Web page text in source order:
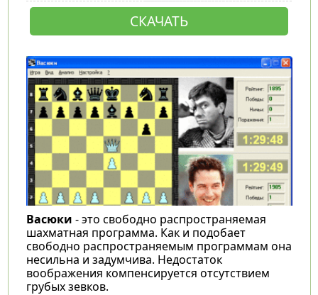
СКАЧАТЬ
Васюки - это свободно распространяемая
шахматная программа. Как и подобает
свободно распространяемым программам она
несильна и задумчива. Недостаток
воображения компенсируется отсутствием
грубых зевков.